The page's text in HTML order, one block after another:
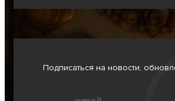
Подписаться на новости,